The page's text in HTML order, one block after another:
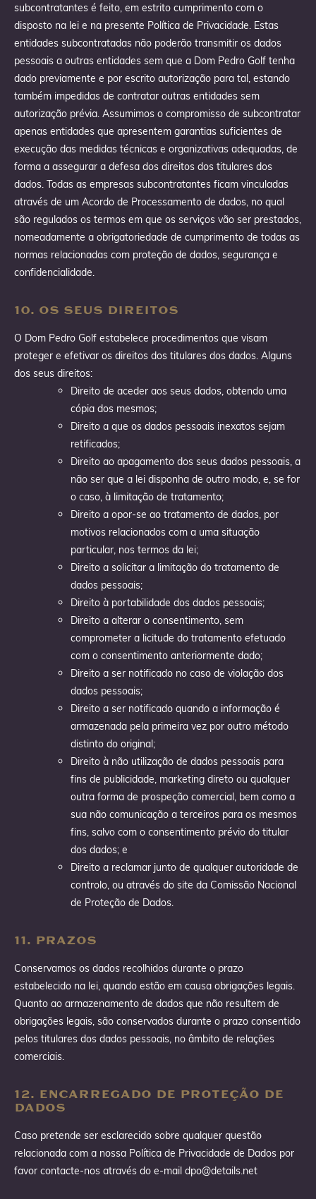
subcontratantes é feito, em estrito cumprimento com o
disposto na lei e na presente Política de Privacidade. Estas
entidades subcontratadas não poderão transmitir os dados
pessoais a outras entidades sem que a Dom Pedro Golf tenha
dado previamente e por escrito autorização para tal, estando
também impedidas de contratar outras entidades sem
autorização prévia. Assumimos o compromisso de subcontratar
apenas entidades que apresentem garantias suficientes de
execução das medidas técnicas e organizativas adequadas, de
forma a assegurar a defesa dos direitos dos titulares dos
dados. Todas as empresas subcontratantes ficam vinculadas
através de um Acordo de Processamento de dados, no qual
são regulados os termos em que os serviços vão ser prestados,
nomeadamente a obrigatoriedade de cumprimento de todas as
normas relacionadas com proteção de dados, segurança e
confidencialidade.
10. OS SEUS DIREITOS
O Dom Pedro Golf estabelece procedimentos que visam
proteger e efetivar os direitos dos titulares dos dados. Alguns
dos seus direitos:
Direito de aceder aos seus dados, obtendo uma
cópia dos mesmos;
Direito a que os dados pessoais inexatos sejam
retificados;
Direito ao apagamento dos seus dados pessoais, a
não ser que a lei disponha de outro modo, e, se for
o caso, à limitação de tratamento;
Direito a opor-se ao tratamento de dados, por
motivos relacionados com a uma situação
particular, nos termos da lei;
Direito a solicitar a limitação do tratamento de
dados pessoais;
Direito à portabilidade dos dados pessoais;
Direito a alterar o consentimento, sem
comprometer a licitude do tratamento efetuado
com o consentimento anteriormente dado;
Direito a ser notificado no caso de violação dos
dados pessoais;
Direito a ser notificado quando a informação é
armazenada pela primeira vez por outro método
distinto do original;
Direito à não utilização de dados pessoais para
fins de publicidade, marketing direto ou qualquer
outra forma de prospeção comercial, bem como a
sua não comunicação a terceiros para os mesmos
fins, salvo com o consentimento prévio do titular
dos dados; e
Direito a reclamar junto de qualquer autoridade de
controlo, ou através do site da Comissão Nacional
de Proteção de Dados.
11. PRAZOS
Conservamos os dados recolhidos durante o prazo
estabelecido na lei, quando estão em causa obrigações legais.
Quanto ao armazenamento de dados que não resultem de
obrigações legais, são conservados durante o prazo consentido
pelos titulares dos dados pessoais, no âmbito de relações
comerciais.
12. ENCARREGADO DE PROTEÇÃO DE
DADOS
Caso pretende ser esclarecido sobre qualquer questão
relacionada com a nossa Política de Privacidade de Dados por
favor contacte-nos através do e-mail dpo@details.net